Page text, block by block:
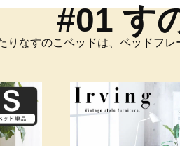
#01 す
なすのこベッドは、ベッドフ